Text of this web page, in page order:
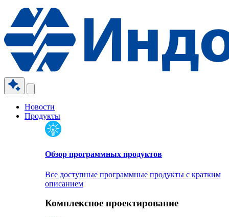
Новости
Продукты
Обзор программных продуктов
Все доступные программные продукты с кратким
описанием
Комплексное проектирование